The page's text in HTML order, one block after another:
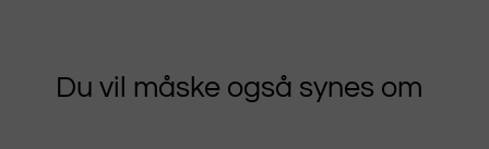
Du vil måske også synes om